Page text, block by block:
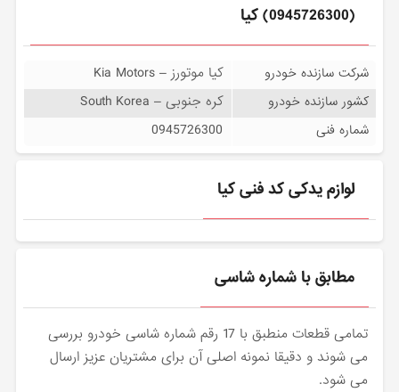
(0945726300) کیا
شرکت سازنده خودرو کیا موتورز – Kia Motors
کشور سازنده خودرو کره جنوبی – South Korea
شماره فنی 0945726300
لوازم یدکی کد فنی کیا
مطابق با شماره شاسی
تمامی قطعات منطبق با 17 رقم شماره شاسی خودرو بررسی
می شوند و دقیقا نمونه اصلی آن برای مشتریان عزیز ارسال
می شود.